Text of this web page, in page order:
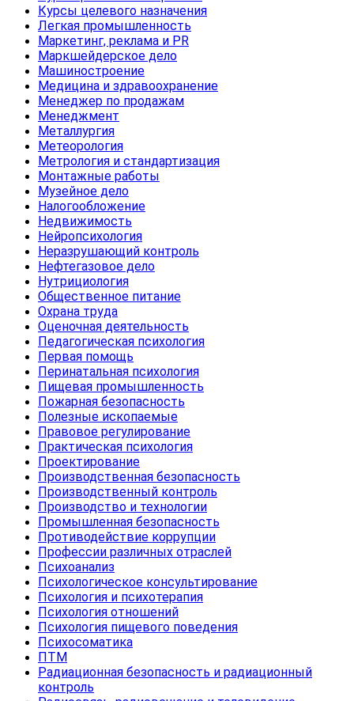
Курсы целевого назначения
Легкая промышленность
Маркетинг, реклама и PR
Маркшейдерское дело
Машиностроение
Медицина и здравоохранение
Менеджер по продажам
Менеджмент
Металлургия
Метеорология
Метрология и стандартизация
Монтажные работы
Музейное дело
Налогообложение
Недвижимость
Нейропсихология
Неразрушающий контроль
Нефтегазовое дело
Нутрициология
Общественное питание
Охрана труда
Оценочная деятельность
Педагогическая психология
Первая помощь
Перинатальная психология
Пищевая промышленность
Пожарная безопасность
Полезные ископаемые
Правовое регулирование
Практическая психология
Проектирование
Производственная безопасность
Производственный контроль
Производство и технологии
Промышленная безопасность
Противодействие коррупции
Профессии различных отраслей
Психоанализ
Психологическое консультирование
Психология и психотерапия
Психология отношений
Психология пищевого поведения
Психосоматика
ПТМ
Радиационная безопасность и радиационный
контроль